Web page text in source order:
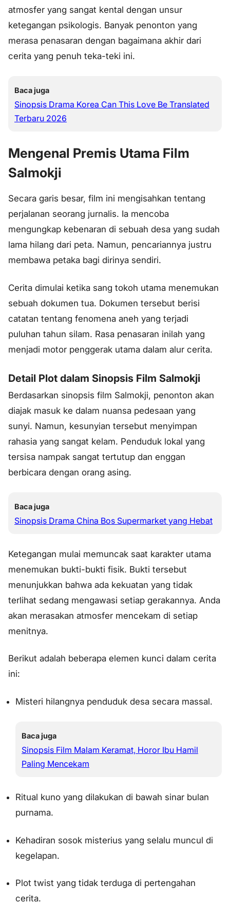
atmosfer yang sangat kental dengan unsur
ketegangan psikologis. Banyak penonton yang
merasa penasaran dengan bagaimana akhir dari
cerita yang penuh teka-teki ini.
Baca juga
Sinopsis Drama Korea Can This Love Be Translated
Terbaru 2026
Mengenal Premis Utama Film
Salmokji
Secara garis besar, film ini mengisahkan tentang
perjalanan seorang jurnalis. Ia mencoba
mengungkap kebenaran di sebuah desa yang sudah
lama hilang dari peta. Namun, pencariannya justru
membawa petaka bagi dirinya sendiri.
Cerita dimulai ketika sang tokoh utama menemukan
sebuah dokumen tua. Dokumen tersebut berisi
catatan tentang fenomena aneh yang terjadi
puluhan tahun silam. Rasa penasaran inilah yang
menjadi motor penggerak utama dalam alur cerita.
Detail Plot dalam Sinopsis Film Salmokji
Berdasarkan sinopsis film Salmokji, penonton akan
diajak masuk ke dalam nuansa pedesaan yang
sunyi. Namun, kesunyian tersebut menyimpan
rahasia yang sangat kelam. Penduduk lokal yang
tersisa nampak sangat tertutup dan enggan
berbicara dengan orang asing.
Baca juga
Sinopsis Drama China Bos Supermarket yang Hebat
Ketegangan mulai memuncak saat karakter utama
menemukan bukti-bukti fisik. Bukti tersebut
menunjukkan bahwa ada kekuatan yang tidak
terlihat sedang mengawasi setiap gerakannya. Anda
akan merasakan atmosfer mencekam di setiap
menitnya.
Berikut adalah beberapa elemen kunci dalam cerita
ini:
Misteri hilangnya penduduk desa secara massal.
Baca juga
Sinopsis Film Malam Keramat, Horor Ibu Hamil
Paling Mencekam
Ritual kuno yang dilakukan di bawah sinar bulan
purnama.
Kehadiran sosok misterius yang selalu muncul di
kegelapan.
Plot twist yang tidak terduga di pertengahan
cerita.